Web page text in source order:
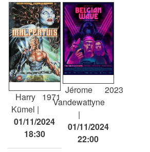
Harry
Kümel
1971
01/11/2024
18:30
Jérome
Vandewattyne
2023
01/11/2024
22:00